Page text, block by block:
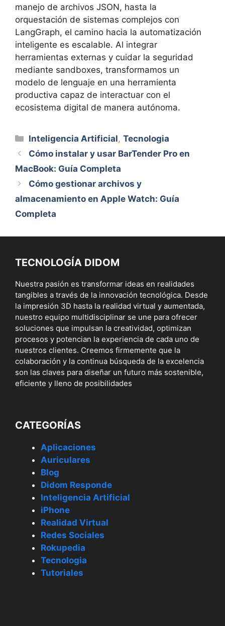
manejo de archivos JSON, hasta la
orquestación de sistemas complejos con
LangGraph, el camino hacia la automatización
inteligente es escalable. Al integrar
herramientas externas y cuidar la seguridad
mediante sandboxes, transformamos un
modelo de lenguaje en una herramienta
productiva capaz de interactuar con el
ecosistema digital de manera autónoma.
Categorías
Inteligencia Artificial,Tecnologia
Cómo instalar y usar BarTender Pro en
MacBook: Guía Completa
Cómo gestionar archivos y
almacenamiento en Apple Watch: Guía
Completa
TECNOLOGÍA DIDOM
Nuestra pasión es transformar ideas en realidades
tangibles a través de la innovación tecnológica. Desde
la impresión 3D hasta la realidad virtual y aumentada,
nuestro equipo multidisciplinar se une para ofrecer
soluciones que impulsan la creatividad, optimizan
procesos y potencian la experiencia de cada uno de
nuestros clientes. Creemos firmemente que la
colaboración y la continua búsqueda de la excelencia
son las claves para diseñar un futuro más sostenible,
eficiente y lleno de posibilidades
CATEGORÍAS
Aplicaciones
Auriculares
Blog
Didom Responde
Inteligencia Artificial
iPhone
Realidad Virtual
Redes Sociales
Rokupedia
Tecnologia
Tutoriales